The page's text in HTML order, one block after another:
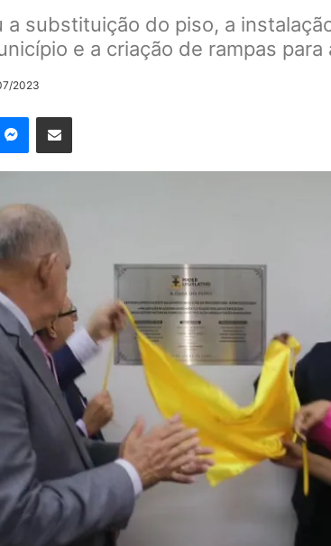
a substituição do piso, a
e a criação de rampas
2023
Messenger
Compartilhar via e-mail